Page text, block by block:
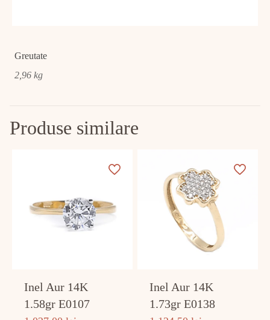
Greutate
2,96 kg
Produse similare
Inel Aur 14K
1.58gr E0107
Inel Aur 14K
1.73gr E0138